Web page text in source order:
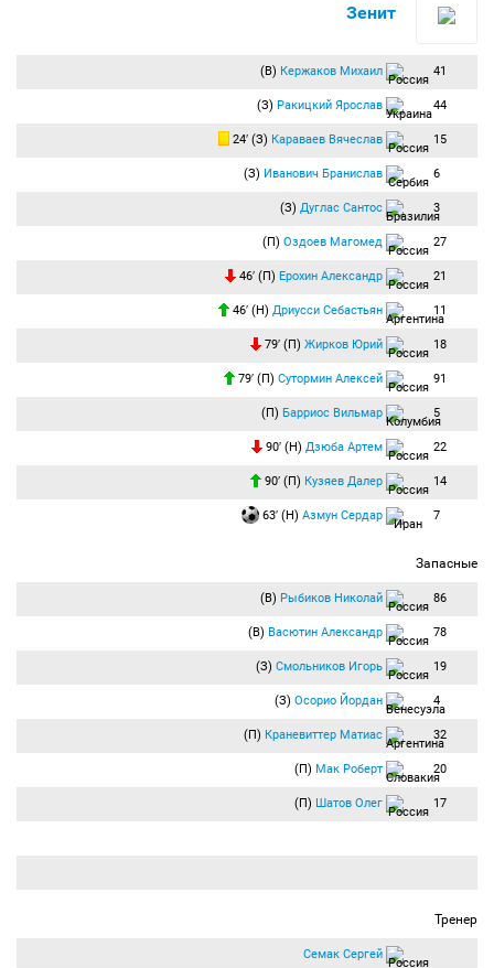
Зенит
(В) Кержаков Михаил 41
(З) Ракицкий Ярослав 44
24′ (З) Караваев Вячеслав 15
(З) Иванович Бранислав 6
(З) Дуглас Сантос 3
(П) Оздоев Магомед 27
46′ (П) Ерохин Александр 21
46′ (Н) Дриусси Себастьян 11
79′ (П) Жирков Юрий 18
79′ (П) Сутормин Алексей 91
(П) Барриос Вильмар 5
90′ (Н) Дзюба Артем 22
90′ (П) Кузяев Далер 14
63′ (Н) Азмун Сердар 7
Запасные
(В) Рыбиков Николай 86
(В) Васютин Александр 78
(З) Смольников Игорь 19
(З) Осорио Йордан 4
(П) Краневиттер Матиас 32
(П) Мак Роберт 20
(П) Шатов Олег 17
Тренер
Семак Сергей